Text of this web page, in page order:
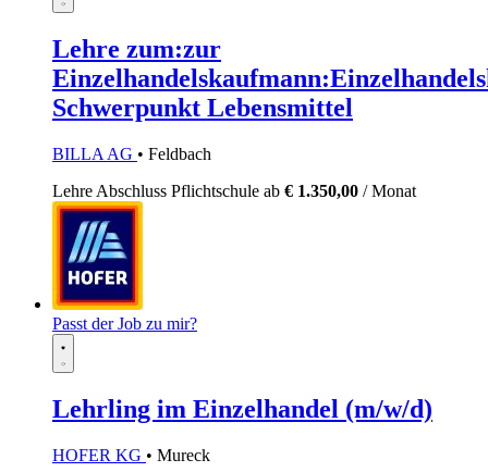
Lehre zum:zur
Schwerpunkt Lebensmittel
BILLA AG • Feldbach
Lehre Abschluss Pflichtschule ab € 1.350,00 / Monat
Passt der Job zu mir?
Lehrling im Einzelhandel (m/w/d)
HOFER KG • Mureck